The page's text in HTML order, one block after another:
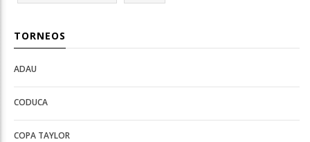
TORNEOS
Open
Deportes
configuration
options
Open
configuration
options
ADAU
CODUCA
COPA TAYLOR